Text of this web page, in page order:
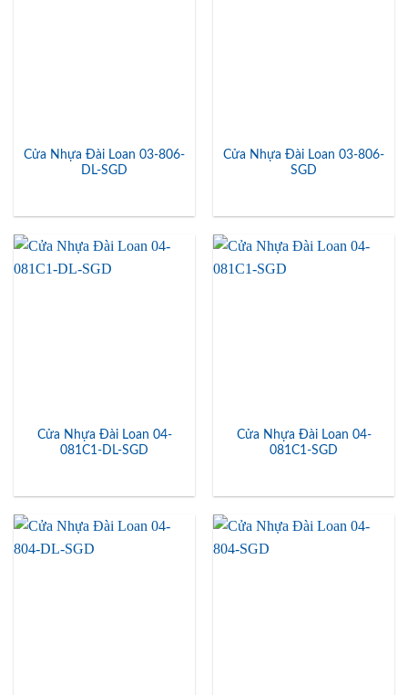
Cửa Nhựa Đài Loan 03-806-
DL-SGD
Cửa Nhựa Đài Loan 03-806-
SGD
Cửa Nhựa Đài Loan 04-
081C1-DL-SGD
Cửa Nhựa Đài Loan 04-
081C1-SGD